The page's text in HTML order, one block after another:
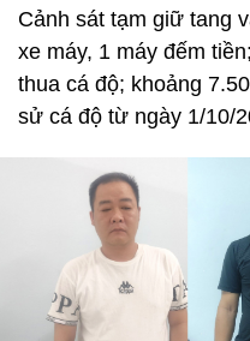
Cảnh sát tạm giữ tang
xe máy, 1 máy đếm
thua cá độ; khoảng
sử cá độ từ ngày 1/10/